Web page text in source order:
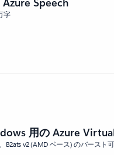
字
用の Azure
B2ats v2 (AMD ベース) のバースト